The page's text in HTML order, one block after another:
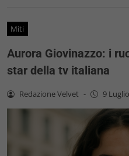
Miti
Aurora Giovinazzo: i
star della tv italiana
Redazione Velvet - 9